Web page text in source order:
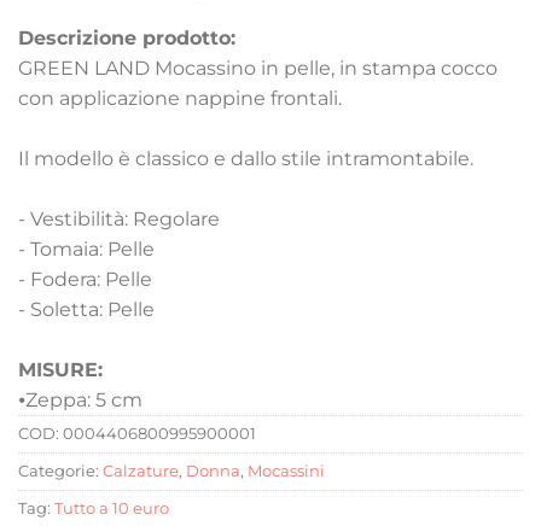
Descrizione prodotto:
GREEN LAND Mocassino in pelle, in stampa cocco
con applicazione nappine frontali.
Il modello è classico e dallo stile intramontabile.
- Vestibilità: Regolare
- Tomaia: Pelle
- Fodera: Pelle
- Soletta: Pelle
MISURE:
⦁Zeppa: 5 cm
COD: 0004406800995900001
Categorie: Calzature, Donna, Mocassini
Tag: Tutto a 10 euro